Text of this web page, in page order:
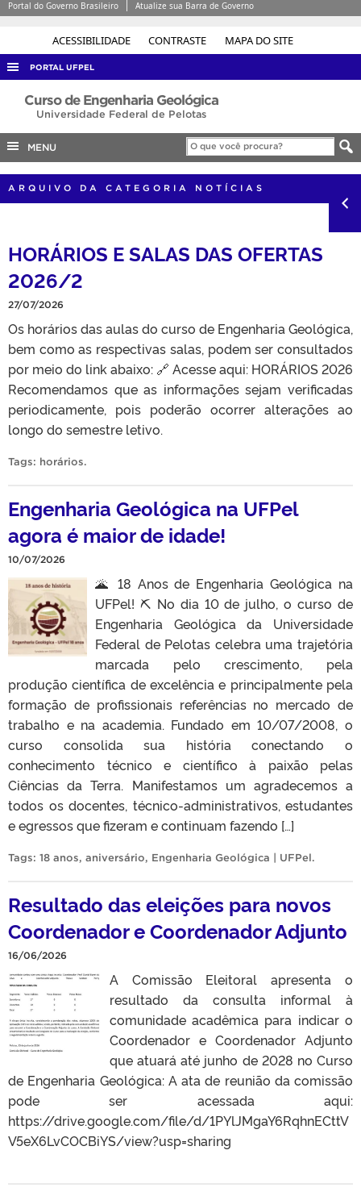
ACESSIBILIDADE CONTRASTE MAPA DO SITE
Portal do Governo Brasileiro Atualize sua Barra de Governo
PORTAL UFPEL
ACESSO À INFORMAÇÃO
COBALTO
CONCURSOS
EDITAIS
OUVIDORIA
PORTARIAS
Curso de Engenharia Geológica
Universidade Federal de Pelotas
MENU
ARQUIVO DA CATEGORIA NOTÍCIAS
HORÁRIOS E SALAS DAS OFERTAS
2026/2
27/07/2026
Os horários das aulas do curso de Engenharia Geológica,
bem como as respectivas salas, podem ser consultados
por meio do link abaixo: 🔗 Acesse aqui: HORÁRIOS 2026
Recomendamos que as informações sejam verificadas
periodicamente, pois poderão ocorrer alterações ao
longo do semestre letivo.
Tags: horários.
Engenharia Geológica na UFPel
agora é maior de idade!
10/07/2026
🌋 18 Anos de Engenharia Geológica na
UFPel! ⛏️ No dia 10 de julho, o curso de
Engenharia Geológica da Universidade
Federal de Pelotas celebra uma trajetória
marcada pelo crescimento, pela
produção científica de excelência e principalmente pela
formação de profissionais referências no mercado de
trabalho e na academia. Fundado em 10/07/2008, o
curso consolida sua história conectando o
conhecimento técnico e científico à paixão pelas
Ciências da Terra. Manifestamos um agradecemos a
todos os docentes, técnico-administrativos, estudantes
e egressos que fizeram e continuam fazendo […]
Tags: 18 anos, aniversário, Engenharia Geológica | UFPel.
Resultado das eleições para novos
Coordenador e Coordenador Adjunto
16/06/2026
A Comissão Eleitoral apresenta o
resultado da consulta informal à
comunidade acadêmica para indicar o
Coordenador e Coordenador Adjunto
que atuará até junho de 2028 no Curso
de Engenharia Geológica: A ata de reunião da comissão
pode ser acessada aqui:
https://drive.google.com/file/d/1PYlJMgaY6RqhnECttV
V5eX6LvCOCBiYS/view?usp=sharing